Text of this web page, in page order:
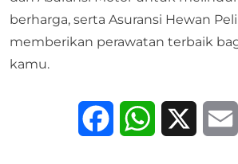
berharga, serta Asuransi Hewan
memberikan perawatan terbaik
kamu.
FacebookWhatsApp